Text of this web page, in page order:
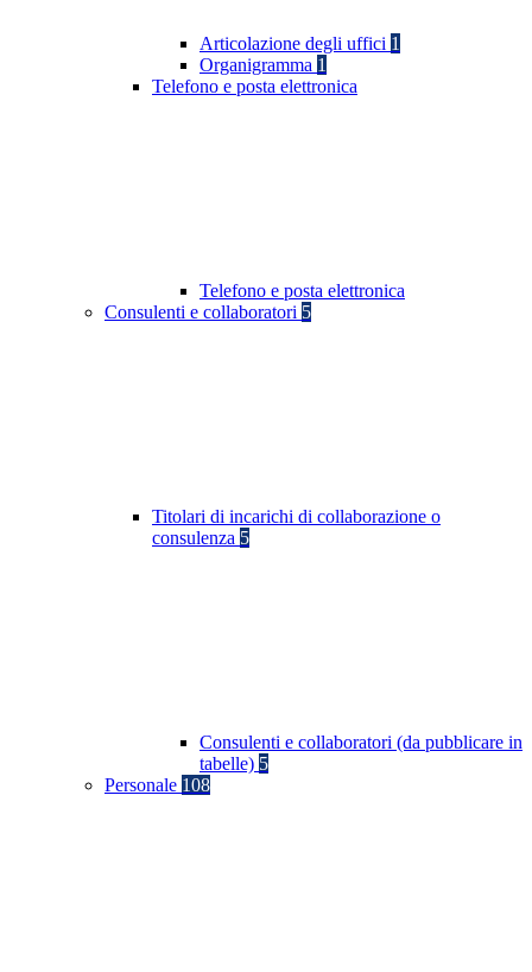
Articolazione degli uffici 1
Organigramma 1
Telefono e posta elettronica
Telefono e posta elettronica
Consulenti e collaboratori 5
Titolari di incarichi di collaborazione o
consulenza 5
Consulenti e collaboratori (da pubblicare in
tabelle) 5
Personale 108